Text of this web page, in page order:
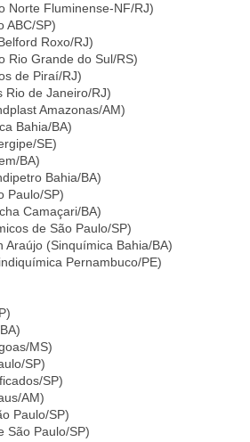
Norte Fluminense-NF/RJ)
ABC/SP)
Roxo/RJ)
Rio Grande do Sul/RS)
de Piraí/RJ)
Rio de Janeiro/RJ)
Amazonas/AM)
Bahia/BA)
SE)
BA)
Bahia/BA)
Paulo/SP)
Camaçari/BA)
de São Paulo/SP)
(Sinquímica Bahia/BA)
Pernambuco/PE)
MS)
SP)
SP)
AM)
Paulo/SP)
São Paulo/SP)